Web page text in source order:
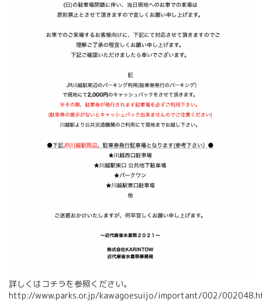
詳しくはコチラを参照ください。
http://www.parks.or.jp/kawagoesuijo/important/002/